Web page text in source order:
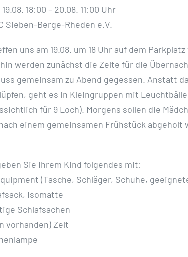
19.08. 18:00 – 20.08. 11:00 Uhr
Sieben-Berge-Rheden e.V.
uns am 19.08. um 18 Uhr auf dem
werden zunächst die Zelte für die
gemeinsam zu Abend gegessen. Anstatt
geht es in Kleingruppen mit
für 9 Loch). Morgens sollen die
einem gemeinsamen Frühstück abgeholt
Sie Ihrem Kind folgendes mit:
(Tasche, Schläger, Schuhe,
Isomatte
Schlafsachen
vorhanden) Zelt